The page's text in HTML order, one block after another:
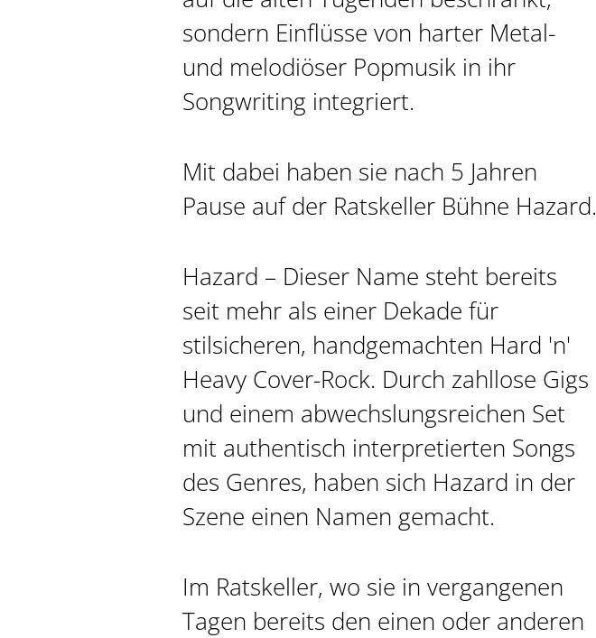
sondern Einflüsse von harter Metal-
und melodiöser Popmusik in ihr
Songwriting integriert.
Mit dabei haben sie nach 5 Jahren
Pause auf der Ratskeller Bühne Hazard.
Hazard – Dieser Name steht bereits
seit mehr als einer Dekade für
stilsicheren, handgemachten Hard 'n'
Heavy Cover-Rock. Durch zahllose Gigs
und einem abwechslungsreichen Set
mit authentisch interpretierten Songs
des Genres, haben sich Hazard in der
Szene einen Namen gemacht.
Im Ratskeller, wo sie in vergangenen
Tagen bereits den einen oder anderen